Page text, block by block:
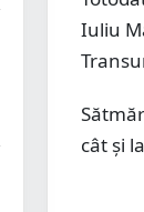
Iuliu
cât și